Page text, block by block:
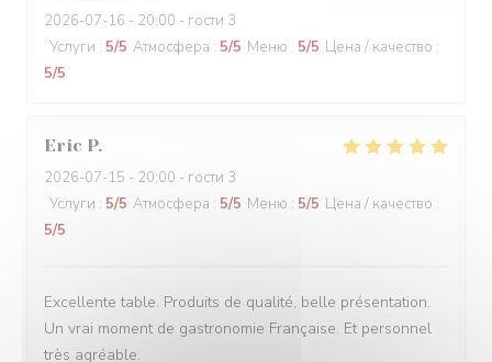
2026-07-16 - 20:00 - гости 3
Услуги : 5/5 Атмосфера : 5/5 Меню : 5/5 Цена / качество :
5/5
Eric P
2026-07-15 - 20:00 - гости 3
Услуги : 5/5 Атмосфера : 5/5 Меню : 5/5 Цена / качество :
5/5
Excellente table. Produits de qualité, belle présentation.
Un vrai moment de gastronomie Française. Et personnel
très agréable.